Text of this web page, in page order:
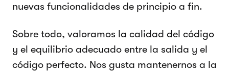
nuevas funcionalidades de principio a fin.
Sobre todo, valoramos la calidad del código
y el equilibrio adecuado entre la salida y el
código perfecto. Nos gusta mantenernos a la